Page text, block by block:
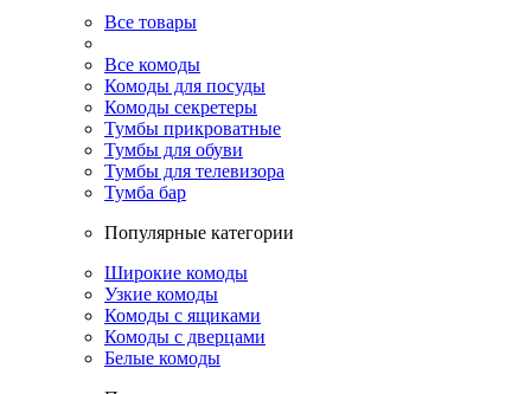
Все товары
Все комоды
Комоды для посуды
Комоды секретеры
Тумбы прикроватные
Тумбы для обуви
Тумбы для телевизора
Тумба бар
Популярные категории
Широкие комоды
Узкие комоды
Комоды с ящиками
Комоды с дверцами
Белые комоды